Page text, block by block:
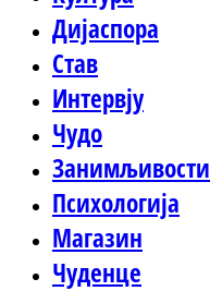
Дијаспора
Став
Интервју
Чудо
Занимљивости
Психологија
Магазин
Чуденце